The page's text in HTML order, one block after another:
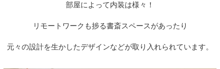
部屋によって内装は様々！
リモートワークも捗る書斎スペースがあったり
元々の設計を生かしたデザインなどが取り入れられています。